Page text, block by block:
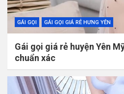
GÁI GỌI GÁI GỌI GIÁ RẺ HƯNG YÊN
Gái gọi giá rẻ huyện Yên
chuẩn xác